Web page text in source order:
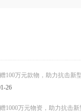
100万元款物，助力抗击新
26
1000万元物资，助力抗击